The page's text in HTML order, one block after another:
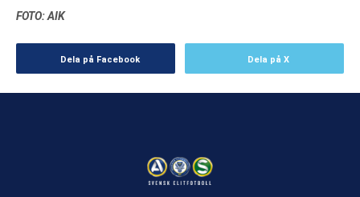
FOTO: AIK
Dela på Facebook Dela på X